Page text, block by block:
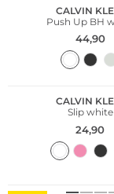
CALVIN
Push Up BH
44,90
CALVIN
Slip white
24,90